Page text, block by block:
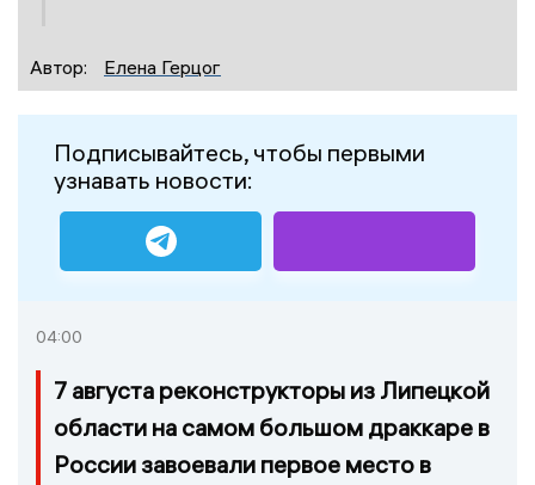
Автор: Елена Герцог
Подписывайтесь, чтобы первыми
узнавать новости:
04:00
7 августа реконструкторы из Липецкой
области на самом большом драккаре в
России завоевали первое место в